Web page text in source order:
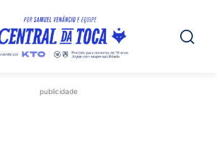
publicidade